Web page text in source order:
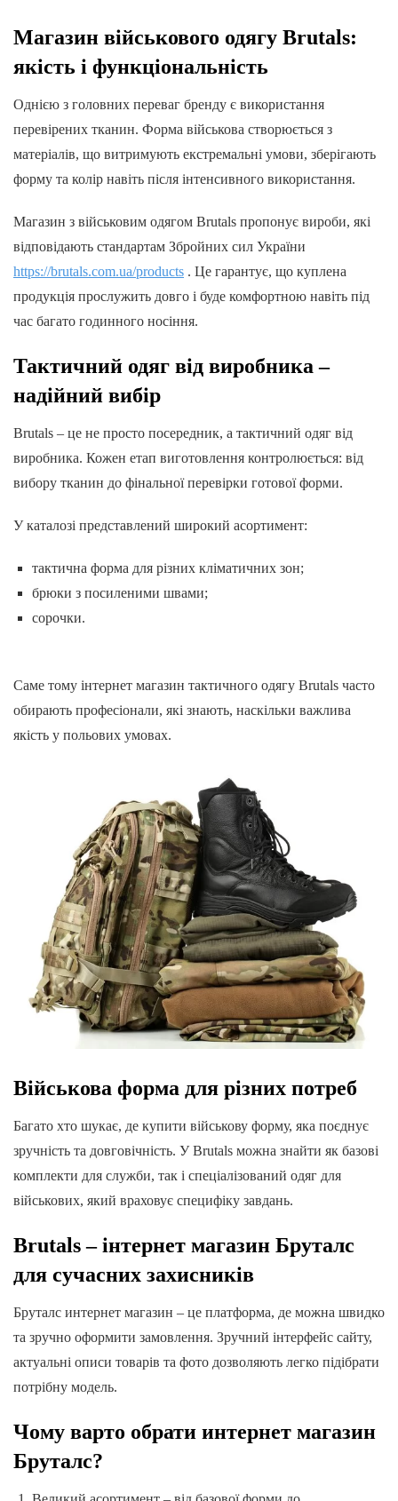
Магазин військового одягу Brutals:
якість і функціональність
Однією з головних переваг бренду є використання
перевірених тканин. Форма військова створюється з
матеріалів, що витримують екстремальні умови, зберігають
форму та колір навіть після інтенсивного використання.
Магазин з військовим одягом Brutals пропонує вироби, які
відповідають стандартам Збройних сил України
https://brutals.com.ua/products . Це гарантує, що куплена
продукція прослужить довго і буде комфортною навіть під
час багато годинного носіння.
Тактичний одяг від виробника –
надійний вибір
Brutals – це не просто посередник, а тактичний одяг від
виробника. Кожен етап виготовлення контролюється: від
вибору тканин до фінальної перевірки готової форми.
У каталозі представлений широкий асортимент:
тактична форма для різних кліматичних зон;
брюки з посиленими швами;
сорочки.
Саме тому інтернет магазин тактичного одягу Brutals часто
обирають професіонали, які знають, наскільки важлива
якість у польових умовах.
Військова форма для різних потреб
Багато хто шукає, де купити військову форму, яка поєднує
зручність та довговічність. У Brutals можна знайти як базові
комплекти для служби, так і спеціалізований одяг для
військових, який враховує специфіку завдань.
Brutals – інтернет магазин Бруталс
для сучасних захисників
Бруталс интернет магазин – це платформа, де можна швидко
та зручно оформити замовлення. Зручний інтерфейс сайту,
актуальні описи товарів та фото дозволяють легко підібрати
потрібну модель.
Чому варто обрати интернет магазин
Бруталс?